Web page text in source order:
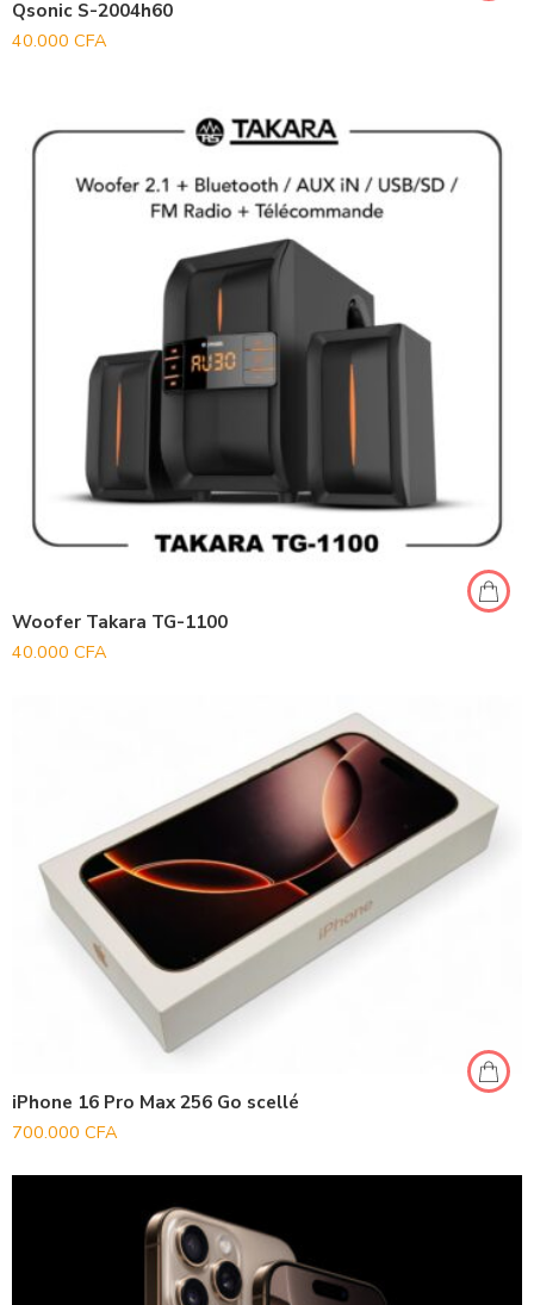
Qsonic S-2004h60
40.000 CFA
Woofer Takara TG-1100
40.000 CFA
iPhone 16 Pro Max 256 Go scellé
700.000 CFA